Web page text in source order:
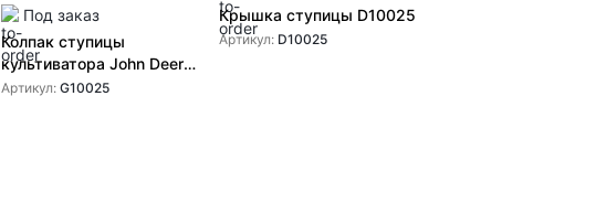
Под заказ
Колпак ступицы
культиватора John Deere
(G10025 D10025)
Артикул: G10025
Крышка ступицы D10025
Артикул: D10025